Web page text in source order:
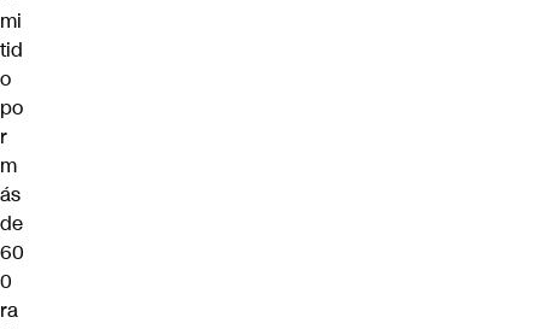
mi
tid
o
po
r
m
ás
de
60
0
ra